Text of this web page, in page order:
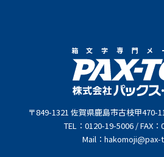
箱文字専門メ
〒849-1321 佐賀県鹿島市古枝甲470-
TEL：0120-19-5006 / FAX
Mail：hakomoji@pax-